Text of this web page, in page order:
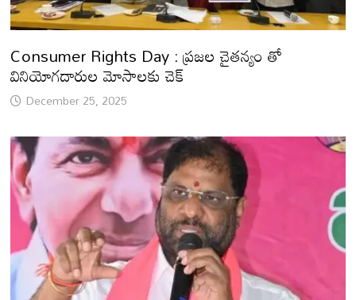
Consumer Rights Day : ప్రజల చైతన్యం తో
వినియోగదారుల మోసాలకు చెక్
December 25, 2025